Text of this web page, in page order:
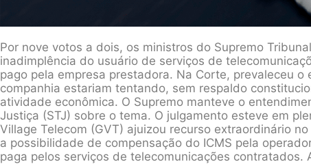
Por nove votos a dois, os ministros do Supremo
inadimplência do usuário de serviços de
pago pela empresa prestadora. Na Corte, prevaleceu
companhia estariam tentando, sem respaldo
atividade econômica. O Supremo manteve o
Justiça (STJ) sobre o tema. O julgamento esteve em
Village Telecom (GVT) ajuizou recurso extraordinário
a possibilidade de compensação do ICMS pela
paga pelos serviços de telecomunicações contratados.